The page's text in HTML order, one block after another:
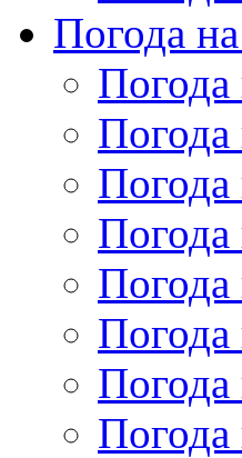
Погода
Погода
Погода
Погода
Погода
Погода
Погода
Погода